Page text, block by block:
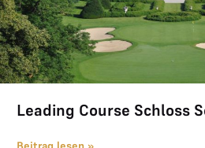
Leading Course Schloss